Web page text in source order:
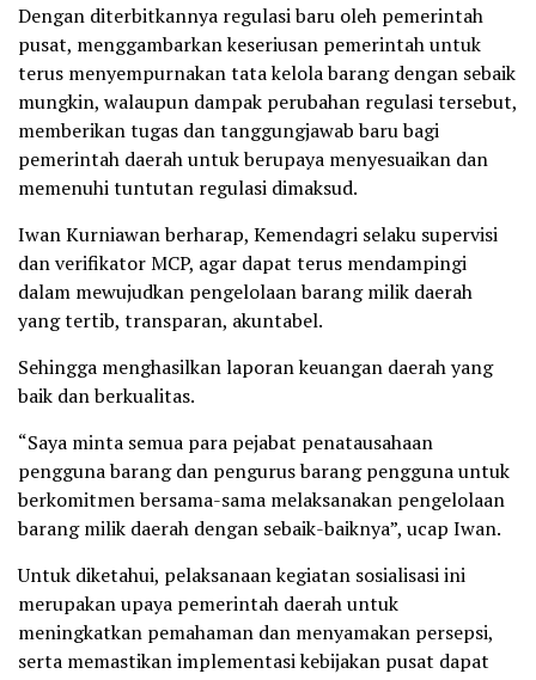
Dengan diterbitkannya regulasi baru oleh pemerintah
pusat, menggambarkan keseriusan pemerintah untuk
terus menyempurnakan tata kelola barang dengan sebaik
mungkin, walaupun dampak perubahan regulasi tersebut,
memberikan tugas dan tanggungjawab baru bagi
pemerintah daerah untuk berupaya menyesuaikan dan
memenuhi tuntutan regulasi dimaksud.
Iwan Kurniawan berharap, Kemendagri selaku supervisi
dan verifikator MCP, agar dapat terus mendampingi
dalam mewujudkan pengelolaan barang milik daerah
yang tertib, transparan, akuntabel.
Sehingga menghasilkan laporan keuangan daerah yang
baik dan berkualitas.
“Saya minta semua para pejabat penatausahaan
pengguna barang dan pengurus barang pengguna untuk
berkomitmen bersama-sama melaksanakan pengelolaan
barang milik daerah dengan sebaik-baiknya”, ucap Iwan.
Untuk diketahui, pelaksanaan kegiatan sosialisasi ini
merupakan upaya pemerintah daerah untuk
meningkatkan pemahaman dan menyamakan persepsi,
serta memastikan implementasi kebijakan pusat dapat